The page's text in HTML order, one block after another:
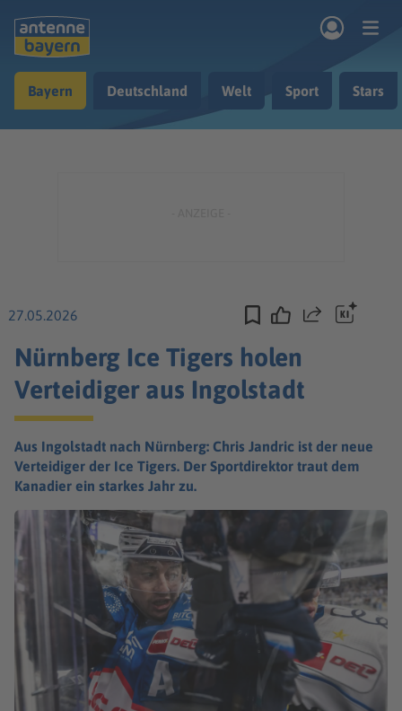
Musik & Radio
Bayern Deutschland Welt Sport Stars
27.05.2026 Teilen
Nürnberg Ice Tigers holen
Verteidiger aus Ingolstadt
Aus Ingolstadt nach Nürnberg: Chris Jandric ist der neue
Verteidiger der Ice Tigers. Der Sportdirektor traut dem
Kanadier ein starkes Jahr zu.